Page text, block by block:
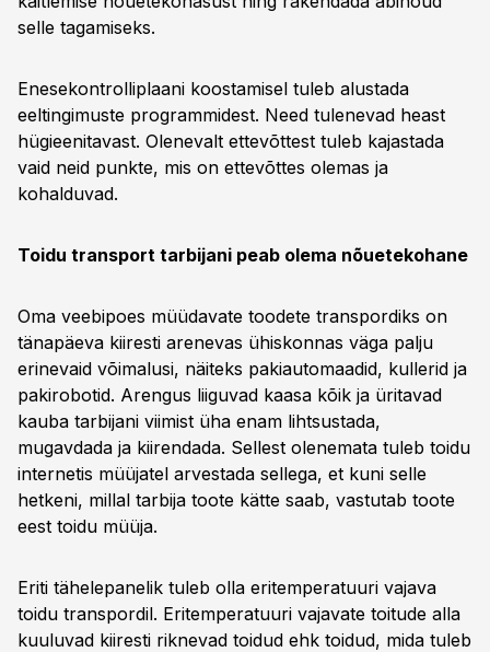
selle tagamiseks.
Enesekontrolliplaani koostamisel tuleb alustada
eeltingimuste programmidest. Need tulenevad heast
hügieenitavast. Olenevalt ettevõttest tuleb kajastada
vaid neid punkte, mis on ettevõttes olemas ja
kohalduvad.
Toidu transport tarbijani peab olema nõuetekohane
Oma veebipoes müüdavate toodete transpordiks on
tänapäeva kiiresti arenevas ühiskonnas väga palju
erinevaid võimalusi, näiteks pakiautomaadid, kullerid ja
pakirobotid. Arengus liiguvad kaasa kõik ja üritavad
kauba tarbijani viimist üha enam lihtsustada,
mugavdada ja kiirendada. Sellest olenemata tuleb toidu
internetis müüjatel arvestada sellega, et kuni selle
hetkeni, millal tarbija toote kätte saab, vastutab toote
eest toidu müüja.
Eriti tähelepanelik tuleb olla eritemperatuuri vajava
toidu transpordil. Eritemperatuuri vajavate toitude alla
kuuluvad kiiresti riknevad toidud ehk toidud, mida tuleb